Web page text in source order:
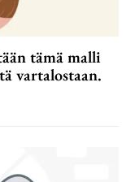
tämä malli
vartalostaan.